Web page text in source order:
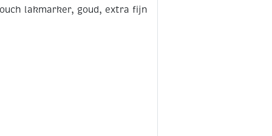
medium